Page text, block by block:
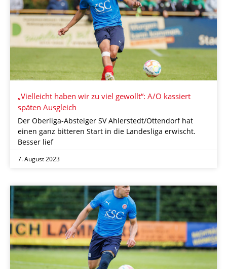
„Vielleicht haben wir zu viel gewollt“: A/O kassiert
späten Ausgleich
Der Oberliga-Absteiger SV Ahlerstedt/Ottendorf hat
einen ganz bitteren Start in die Landesliga erwischt.
Besser lief
7. August 2023